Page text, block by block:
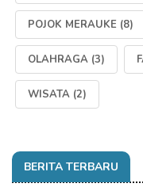
POJOK MERAUKE (8)
OLAHRAGA (3)
WISATA (2)
BERITA TERBARU